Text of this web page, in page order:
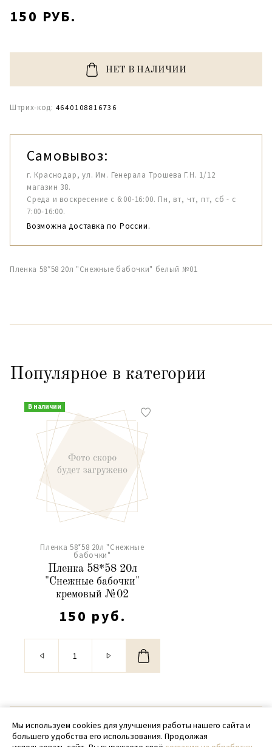
150 РУБ.
НЕТ В НАЛИЧИИ
Штрих-код: 4640108816736
Самовывоз:
г. Краснодар, ул. Им. Генерала Трошева Г.Н. 1/12
магазин 38.
Среда и воскресение с 6:00-16:00. Пн, вт, чт, пт, сб - с
7:00-16:00.
Возможна доставка по России.
Пленка 58*58 20л "Снежные бабочки" белый №01
Популярное в категории
В наличии
Пленка 58*58 20л "Снежные
бабочки"
Пленка 58*58 20л
"Снежные бабочки"
кремовый №02
150 руб.
© 2020 - 2026 SamPack
Мы используем cookies для улучшения работы нашего сайта и
большего удобства его использования. Продолжая